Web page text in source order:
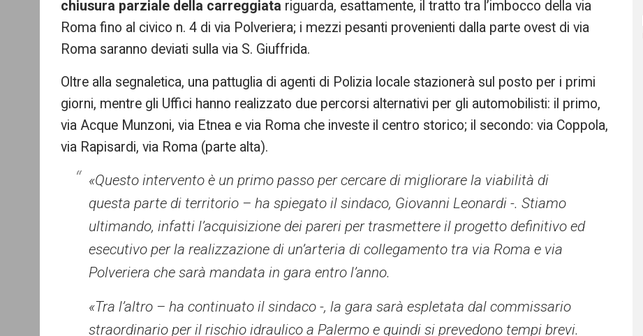
chiusura parziale della carreggiata riguarda, esattamente, il tratto tra l’imbocco della via
Roma fino al civico n. 4 di via Polveriera; i mezzi pesanti provenienti dalla parte ovest di via
Roma saranno deviati sulla via S. Giuffrida.
Oltre alla segnaletica, una pattuglia di agenti di Polizia locale stazionerà sul posto per i primi
giorni, mentre gli Uffici hanno realizzato due percorsi alternativi per gli automobilisti: il primo,
via Acque Munzoni, via Etnea e via Roma che investe il centro storico; il secondo: via Coppola,
via Rapisardi, via Roma (parte alta).
«Questo intervento è un primo passo per cercare di migliorare la viabilità di
questa parte di territorio – ha spiegato il sindaco, Giovanni Leonardi -. Stiamo
ultimando, infatti l’acquisizione dei pareri per trasmettere il progetto definitivo ed
esecutivo per la realizzazione di un’arteria di collegamento tra via Roma e via
Polveriera che sarà mandata in gara entro l’anno.
«Tra l’altro – ha continuato il sindaco -, la gara sarà espletata dal commissario
straordinario per il rischio idraulico a Palermo e quindi si prevedono tempi brevi.